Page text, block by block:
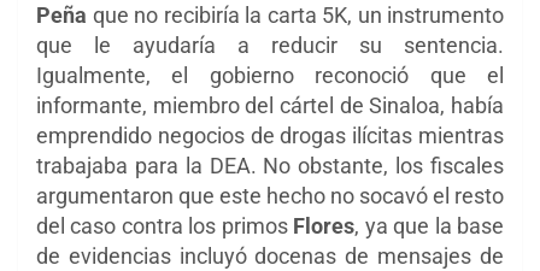
Peña que no recibiría la carta 5K, un instrumento
que le ayudaría a reducir su sentencia.
Igualmente, el gobierno reconoció que el
informante, miembro del cártel de Sinaloa, había
emprendido negocios de drogas ilícitas mientras
trabajaba para la DEA. No obstante, los fiscales
argumentaron que este hecho no socavó el resto
del caso contra los primos Flores, ya que la base
de evidencias incluyó docenas de mensajes de